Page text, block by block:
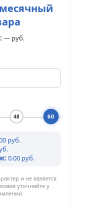
— руб.
48 60
руб.
0.00 руб.
и не является
уточняйте у